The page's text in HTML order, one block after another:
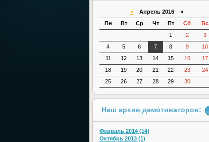
«Апрель 2016 »
Пн
Вт Ср Чт Пт Сб
Вс
1
2
3
4
5 6 7 8 9
10
11
12 13 14 15 16
17
18
19 20 21 22 23
24
25
26 27 28 29 30
Наш архив демотиваторов:
Февраль 2014 (14)
Октябрь 2013 (1)